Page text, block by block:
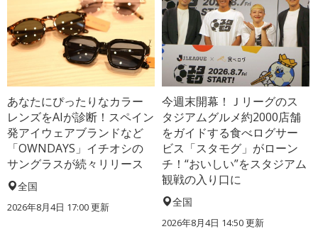
あなたにぴったりなカラー
レンズをAIが診断！スペイン
発アイウェアブランドなど
「OWNDAYS」イチオシの
サングラスが続々リリース
全国
2026年8月4日 17:00更新
今週末開幕！Ｊリーグのス
タジアムグルメ約2000店舗
をガイドする食べログサー
ビス「スタモグ」がローン
チ！“おいしい”をスタジアム
観戦の入り口に
全国
2026年8月4日 14:50更新